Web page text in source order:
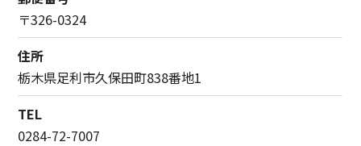
〒326-0324
住所
栃木県足利市久保田町838番地1
TEL
0284-72-7007